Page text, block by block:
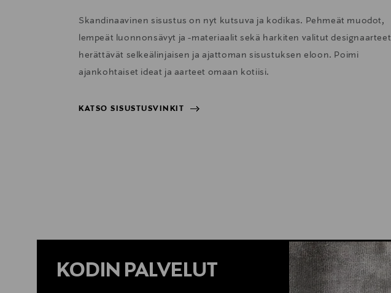
Skandinaavinen sisustus on nyt kutsuva ja kodikas. Pehmeät muodot,
lempeät luonnonsävyt ja -materiaalit sekä harkiten valitut designaarteet
herättävät selkeälinjaisen ja ajattoman sisustuksen eloon. Poimi
ajankohtaiset ideat ja aarteet omaan kotiisi.
KATSO SISUSTUSVINKIT
KODIN PALVELUT